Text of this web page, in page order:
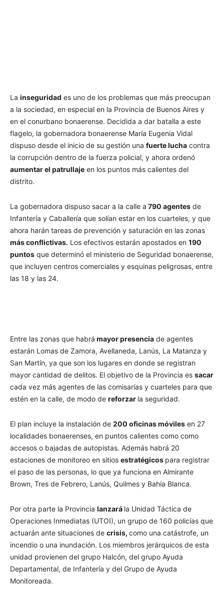
La inseguridad es uno de los problemas que más preocupan
a la sociedad, en especial en la Provincia de Buenos Aires y
en el conurbano bonaerense. Decidida a dar batalla a este
flagelo, la gobernadora bonaerense María Eugenia Vidal
dispuso desde el inicio de su gestión una fuerte lucha contra
la corrupción dentro de la fuerza policial, y ahora ordenó
aumentar el patrullaje en los puntos más calientes del
distrito.
La gobernadora dispuso sacar a la calle a 790 agentes de
Infantería y Caballería que solían estar en los cuarteles, y que
ahora harán tareas de prevención y saturación en las zonas
más conflictivas. Los efectivos estarán apostados en 190
puntos que determinó el ministerio de Seguridad bonaerense,
que incluyen centros comerciales y esquinas peligrosas, entre
las 18 y las 24.
Entre las zonas que habrá mayor presencia de agentes
estarán Lomas de Zamora, Avellaneda, Lanús, La Matanza y
San Martín, ya que son los lugares en donde se registran
mayor cantidad de delitos. El objetivo de la Provincia es sacar
cada vez más agentes de las comisarías y cuarteles para que
estén en la calle, de modo de reforzar la seguridad.
El plan incluye la instalación de 200 oficinas móviles en 27
localidades bonaerenses, en puntos calientes como como
accesos o bajadas de autopistas. Además habrá 20
estaciones de monitoreo en sitios estratégicos para registrar
el paso de las personas, lo que ya funciona en Almirante
Brown, Tres de Febrero, Lanús, Quilmes y Bahía Blanca.
Por otra parte la Provincia lanzará la Unidad Táctica de
Operaciones Inmediatas (UTOI), un grupo de 160 policías que
actuarán ante situaciones de crisis, como una catástrofe, un
incendio o una inundación. Los miembros jerárquicos de esta
unidad provienen del grupo Halcón, del grupo Ayuda
Departamental, de Infantería y del Grupo de Ayuda
Monitoreada.